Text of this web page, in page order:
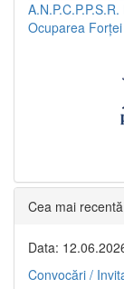
A.N.P.C.P.P.S.R.
Ocuparea
Cea mai
Data:
Convocări /